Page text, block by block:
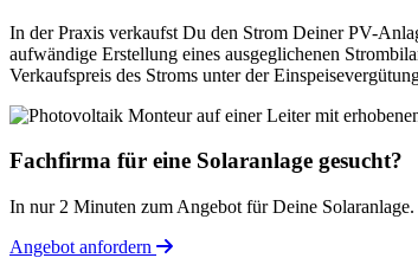
In der Praxis verkaufst Du den Strom Deiner PV-
aufwändige Erstellung eines ausgeglichenen
Verkaufspreis des Stroms unter der
Fachfirma für eine Solaranlage gesucht?
In nur 2 Minuten zum Angebot für Deine Solaranlage.
Angebot anfordern